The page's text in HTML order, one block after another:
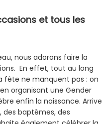
et tous les
nous adorons faire la
En effet, tout au long
fête ne manquent pas : on
organisant une Gender
enfin la naissance. Arrive
des baptêmes, des